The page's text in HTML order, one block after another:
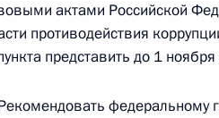
2026 года
закон от
актами Российской
противодействия
представить до 1
федеральному